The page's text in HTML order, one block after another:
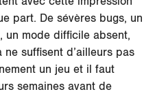
part. De sévères bugs, un
un mode difficile absent,
suffisent d’ailleurs pas
un jeu et il faut
semaines avant de